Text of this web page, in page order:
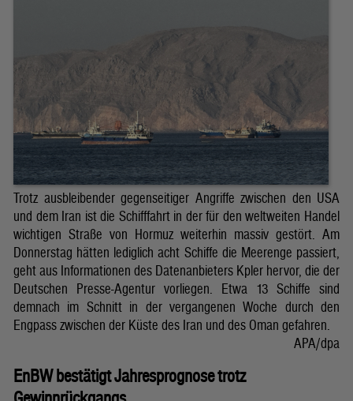
Trotz ausbleibender gegenseitiger Angriffe zwischen den USA
und dem Iran ist die Schifffahrt in der für den weltweiten Handel
wichtigen Straße von Hormuz weiterhin massiv gestört. Am
Donnerstag hätten lediglich acht Schiffe die Meerenge passiert,
geht aus Informationen des Datenanbieters Kpler hervor, die der
Deutschen Presse-Agentur vorliegen. Etwa 13 Schiffe sind
demnach im Schnitt in der vergangenen Woche durch den
Engpass zwischen der Küste des Iran und des Oman gefahren.
APA/dpa
EnBW bestätigt Jahresprognose trotz